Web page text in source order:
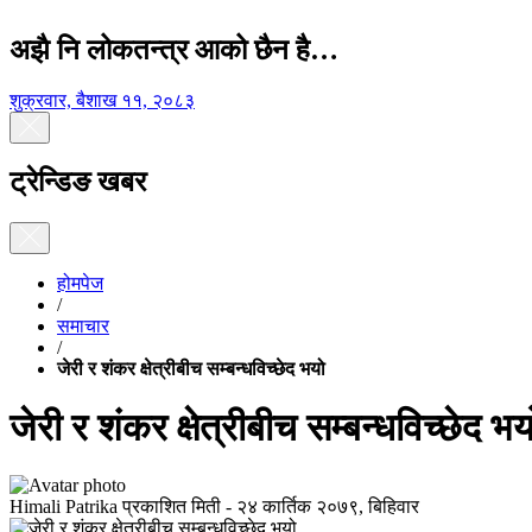
अझै नि लोकतन्त्र आको छैन है…
शुक्रवार, बैशाख ११, २०८३
ट्रेन्डिङ खबर
होमपेज
/
समाचार
/
जेरी र शंकर क्षेत्रीबीच सम्बन्धविच्छेद भयो
जेरी र शंकर क्षेत्रीबीच सम्बन्धविच्छेद
Himali Patrika प्रकाशित मिती - २४ कार्तिक २०७९, बिहिवार